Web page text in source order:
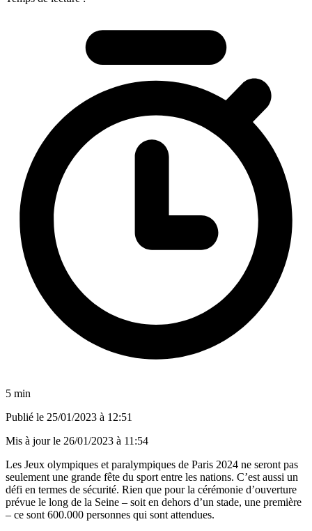
5 min
Publié le 25/01/2023 à 12:51
Mis à jour le 26/01/2023 à 11:54
Les Jeux olympiques et paralympiques de Paris 2024 ne seront pas
seulement une grande fête du sport entre les nations. C’est aussi un
défi en termes de sécurité. Rien que pour la cérémonie d’ouverture
prévue le long de la Seine – soit en dehors d’un stade, une première
– ce sont 600.000 personnes qui sont attendues.